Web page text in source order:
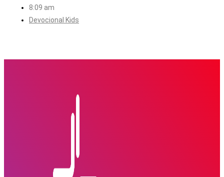
8:09 am
Devocional Kids